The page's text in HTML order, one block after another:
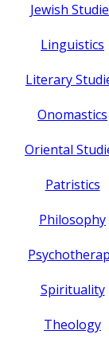
Jewish
Linguistics
Literary
Onomastics
Oriental
Patristics
Philosophy
Spirituality
Theology